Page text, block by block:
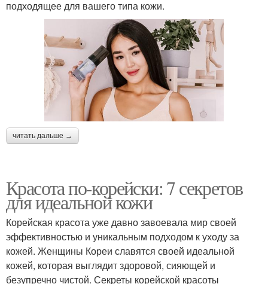
подходящее для вашего типа кожи.
читать дальше →
Красота по-корейски: 7 секретов
для идеальной кожи
Корейская красота уже давно завоевала мир своей
эффективностью и уникальным подходом к уходу за
кожей. Женщины Кореи славятся своей идеальной
кожей, которая выглядит здоровой, сияющей и
безупречно чистой. Секреты корейской красоты